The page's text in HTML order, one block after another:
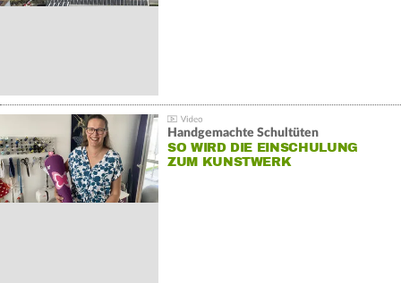
Handgemachte Schultüten
SO WIRD DIE EINSCHULUNG
ZUM KUNSTWERK